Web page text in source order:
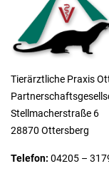
Tierärztliche Praxis
Stellmacherstraße 6
28870 Ottersberg
Telefon: 04205 –